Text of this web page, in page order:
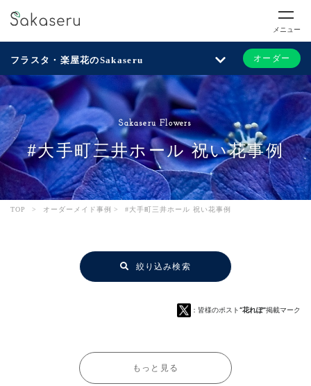
メニュー
フラスタ・楽屋花のSakaseru オーダー
Sakaseru Flowers
#大手町三井ホール 祝い花事例
TOP > オーダーメイド事例 > #大手町三井ホール 祝い花事例
絞り込み検索
：皆様のポスト“花れぽ”掲載マーク
もっと見る